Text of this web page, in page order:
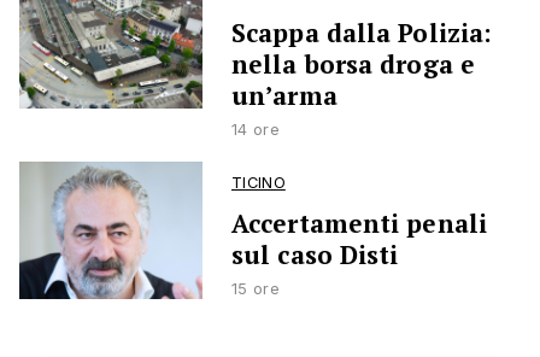
Scappa dalla Polizia:
nella borsa droga e
un’arma
14 ore
TICINO
Accertamenti penali
sul caso Disti
15 ore